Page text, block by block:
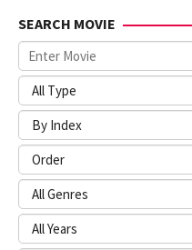
SEARCH MOVIE